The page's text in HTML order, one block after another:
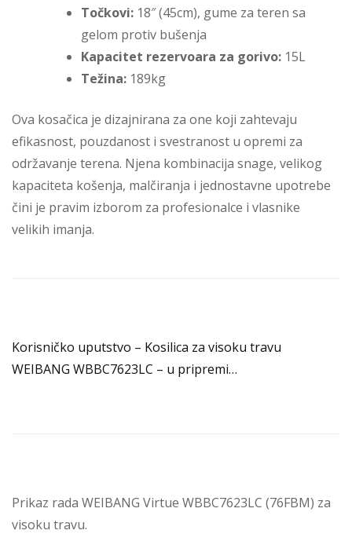
Točkovi: 18″ (45cm), gume za teren sa
gelom protiv bušenja
Kapacitet rezervoara za gorivo: 15L
Težina: 189kg
Ova kosačica je dizajnirana za one koji zahtevaju
efikasnost, pouzdanost i svestranost u opremi za
održavanje terena. Njena kombinacija snage, velikog
kapaciteta košenja, malčiranja i jednostavne upotrebe
čini je pravim izborom za profesionalce i vlasnike
velikih imanja.
Korisničko uputstvo – Kosilica za visoku travu
WEIBANG WBBC7623LC – u pripremi…
Prikaz rada WEIBANG Virtue WBBC7623LC (76FBM) za
visoku travu.